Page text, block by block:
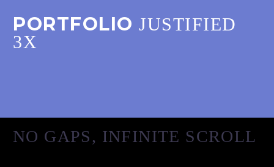
PORTFOLIO JUSTIFIED
3X
NO GAPS, INFINITE SCROLL